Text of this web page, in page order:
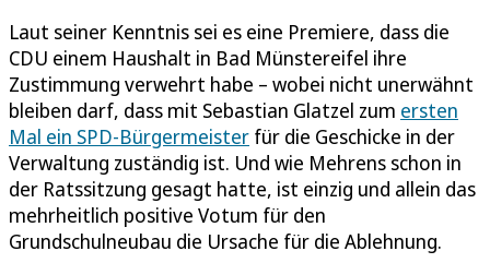
Laut seiner Kenntnis sei es eine Premiere, dass die
CDU einem Haushalt in Bad Münstereifel ihre
Zustimmung verwehrt habe – wobei nicht unerwähnt
bleiben darf, dass mit Sebastian Glatzel zum ersten
Mal ein SPD-Bürgermeister für die Geschicke in der
Verwaltung zuständig ist. Und wie Mehrens schon in
der Ratssitzung gesagt hatte, ist einzig und allein das
mehrheitlich positive Votum für den
Grundschulneubau die Ursache für die Ablehnung.